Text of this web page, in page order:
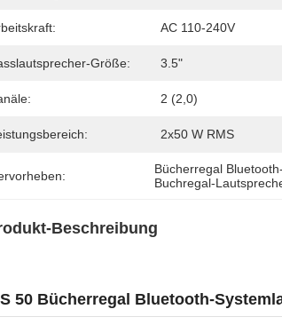
AC 110-240V
Größe: 3.5"
2 (2,0)
2x50 W RMS
Bücherregal
Buchregal-
Beschreibung
50 Bücherregal Bluetooth-